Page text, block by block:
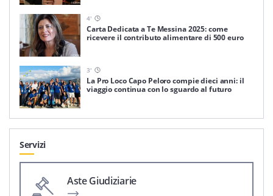
4'
Carta Dedicata a Te Messina 2025: come
ricevere il contributo alimentare di 500 euro
3'
La Pro Loco Capo Peloro compie dieci anni: il
viaggio continua con lo sguardo al futuro
Servizi
Aste Giudiziarie